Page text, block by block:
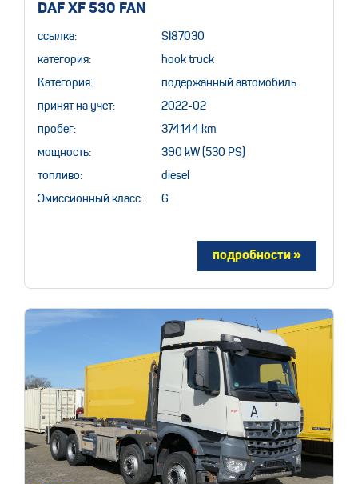
DAF XF 530 FAN
ссылка: SI87030
категория: hook truck
Категория: подержанный автомобиль
принят на учет: 2022-02
пробег: 374144 km
мощность: 390 kW (530 PS)
топливо: diesel
Эмиссионный класс: 6